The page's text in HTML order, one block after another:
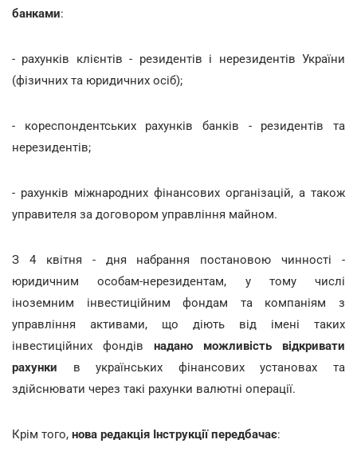
банками:
- рахунків клієнтів - резидентів і нерезидентів України
(фізичних та юридичних осіб);
- кореспондентських рахунків банків - резидентів та
нерезидентів;
- рахунків міжнародних фінансових організацій, а також
управителя за договором управління майном.
З 4 квітня - дня набрання постановою чинності -
юридичним особам-нерезидентам, у тому числі
іноземним інвестиційним фондам та компаніям з
управління активами, що діють від імені таких
інвестиційних фондів надано можливість відкривати
рахунки в українських фінансових установах та
здійснювати через такі рахунки валютні операції.
Крім того, нова редакція Інструкції передбачає: